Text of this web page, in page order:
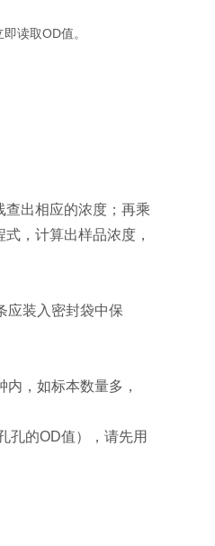
读取OD值。
查出相应的浓度；再乘
，计算出样品浓度，
应装入密封袋中保
，如标本数量多，
孔的OD值），请先用